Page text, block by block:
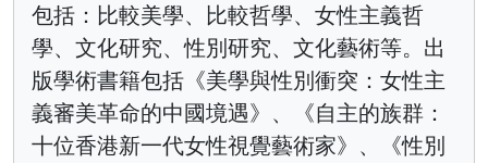
包括：比較美學、比較哲學、女性主義哲
學、文化研究、性別研究、文化藝術等。出
版學術書籍包括《美學與性別衝突：女性主
義審美革命的中國境遇》、《自主的族群：
十位香港新一代女性視覺藝術家》、《性別